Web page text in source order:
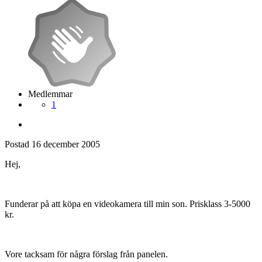
Medlemmar
1
Postad 16 december 2005
Hej,
Funderar på att köpa en videokamera till min son. Prisklass 3-5000
kr.
Vore tacksam för några förslag från panelen.